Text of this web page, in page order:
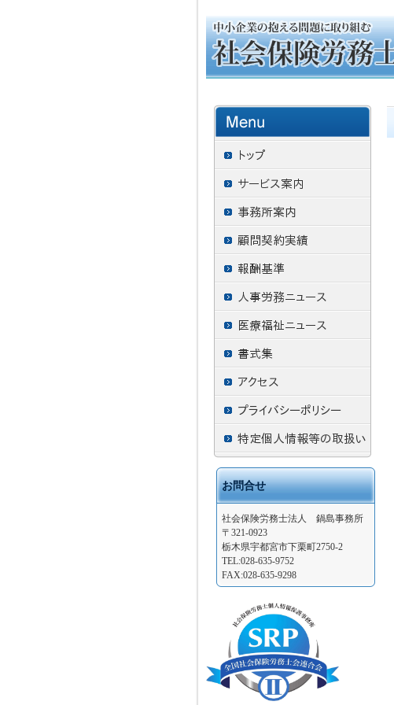
お問合せ
社会保険労務士法人 鍋島事務所
〒321-0923
栃木県宇都宮市下栗町2750-2
TEL:028-635-9752
FAX:028-635-9298